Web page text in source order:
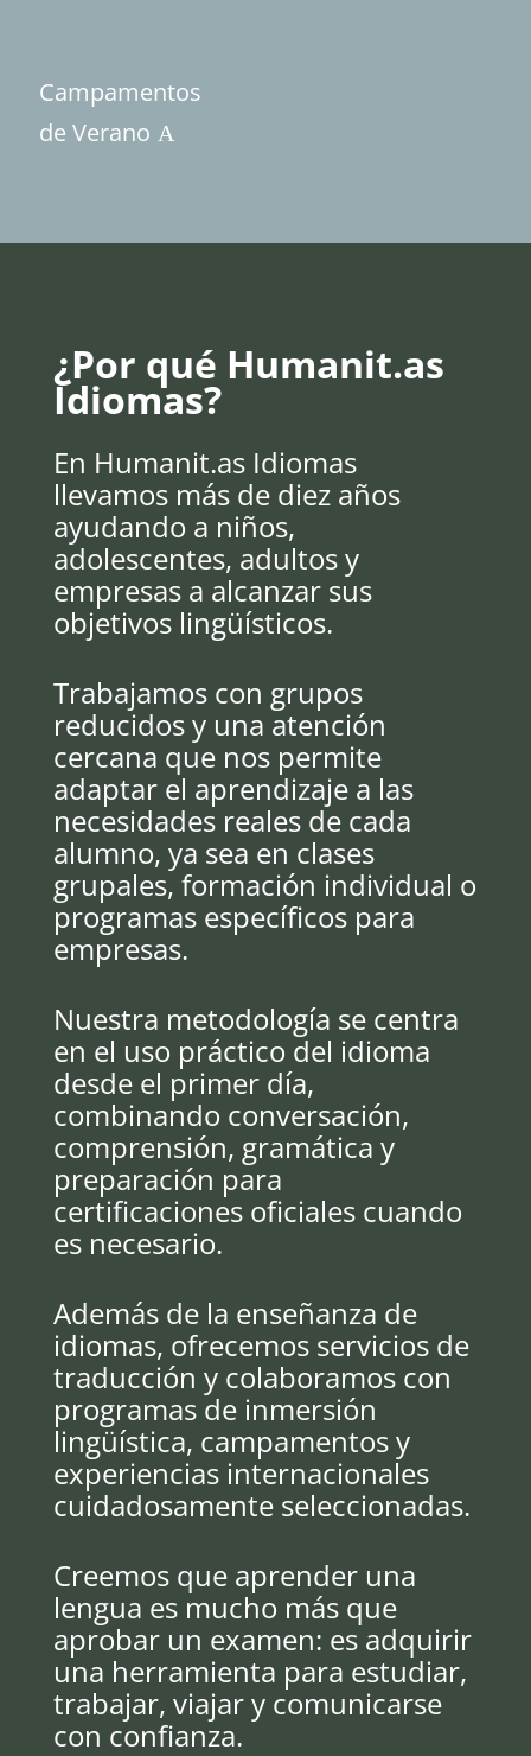
Campamentos
de Verano
¿Por qué Humanit.as
Idiomas?
En Humanit.as Idiomas
llevamos más de diez años
ayudando a niños,
adolescentes, adultos y
empresas a alcanzar sus
objetivos lingüísticos.
Trabajamos con grupos
reducidos y una atención
cercana que nos permite
adaptar el aprendizaje a las
necesidades reales de cada
alumno, ya sea en clases
grupales, formación individual o
programas específicos para
empresas.
Nuestra metodología se centra
en el uso práctico del idioma
desde el primer día,
combinando conversación,
comprensión, gramática y
preparación para
certificaciones oficiales cuando
es necesario.
Además de la enseñanza de
idiomas, ofrecemos servicios de
traducción y colaboramos con
programas de inmersión
lingüística, campamentos y
experiencias internacionales
cuidadosamente seleccionadas.
Creemos que aprender una
lengua es mucho más que
aprobar un examen: es adquirir
una herramienta para estudiar,
trabajar, viajar y comunicarse
con confianza.